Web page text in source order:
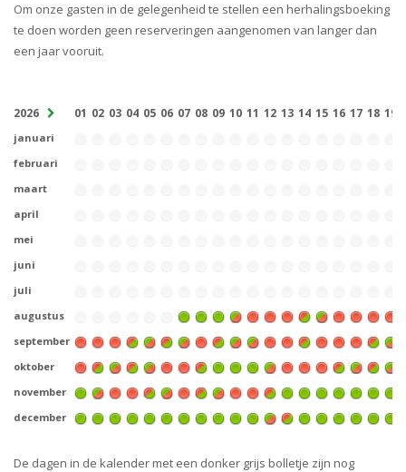
Om onze gasten in de gelegenheid te stellen een herhalingsboeking
te doen worden geen reserveringen aangenomen van langer dan
een jaar vooruit.
2026 01 02 03 04 05 06 07 08 09 10 11 12 13 14 15 16 17 18 19
januari
februari
maart
april
mei
juni
juli
augustus
september
oktober
november
december
De dagen in de kalender met een donker grijs bolletje zijn nog